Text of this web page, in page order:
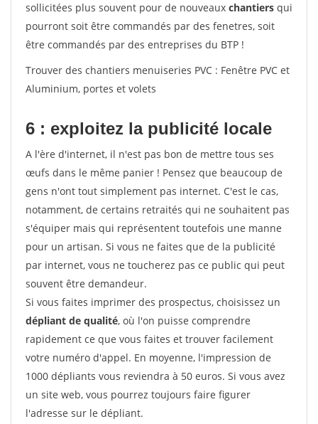
sollicitées plus souvent pour de nouveaux chantiers qui
pourront soit être commandés par des fenetres, soit
être commandés par des entreprises du BTP !
Trouver des chantiers menuiseries PVC : Fenêtre PVC et
Aluminium, portes et volets
6 : exploitez la publicité locale
A l'ère d'internet, il n'est pas bon de mettre tous ses
œufs dans le même panier ! Pensez que beaucoup de
gens n'ont tout simplement pas internet. C'est le cas,
notamment, de certains retraités qui ne souhaitent pas
s'équiper mais qui représentent toutefois une manne
pour un artisan. Si vous ne faites que de la publicité
par internet, vous ne toucherez pas ce public qui peut
souvent être demandeur.
Si vous faites imprimer des prospectus, choisissez un
dépliant de qualité, où l'on puisse comprendre
rapidement ce que vous faites et trouver facilement
votre numéro d'appel. En moyenne, l'impression de
1000 dépliants vous reviendra à 50 euros. Si vous avez
un site web, vous pourrez toujours faire figurer
l'adresse sur le dépliant.